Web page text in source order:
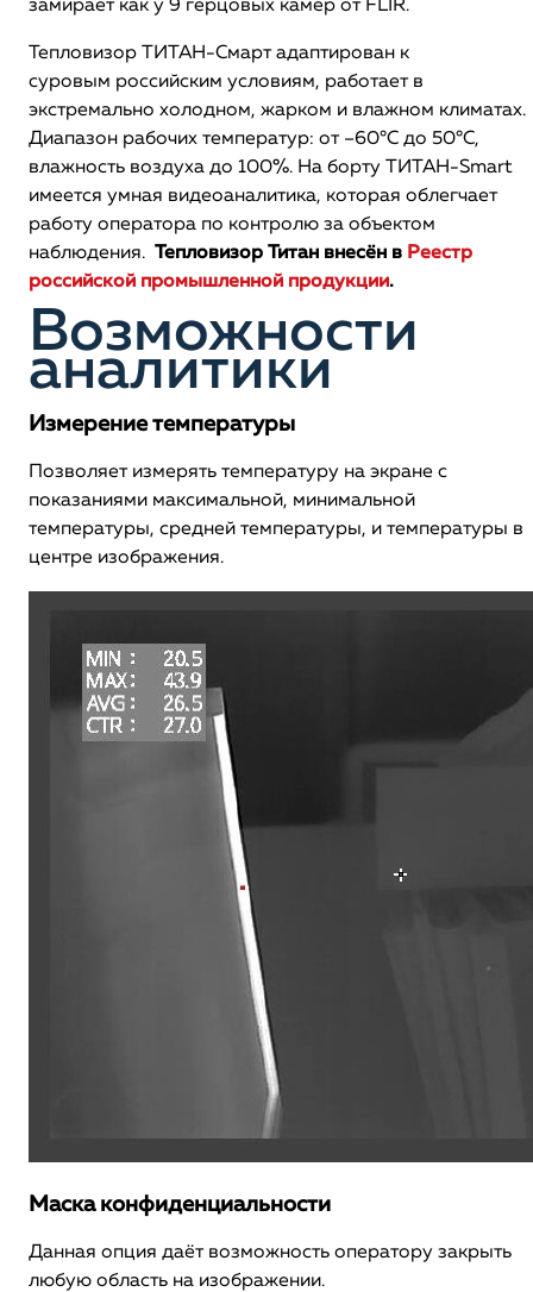
замирает как у 9 герцовых камер от FLIR.
Тепловизор ТИТАН-Смарт адаптирован к
суровым российским условиям, работает в
экстремально холодном, жарком и влажном климатах.
Диапазон рабочих температур: от –60°С до 50°С,
влажность воздуха до 100%. На борту ТИТАН-Smart
имеется умная видеоаналитика, которая облегчает
работу оператора по контролю за объектом
наблюдения. Тепловизор Титан внесён в Реестр
российской промышленной продукции.
Возможности
аналитики
Измерение температуры
Позволяет измерять температуру на экране с
показаниями максимальной, минимальной
температуры, средней температуры, и температуры в
центре изображения.
Маска конфиденциальности
Данная опция даёт возможность оператору закрыть
любую область на изображении.